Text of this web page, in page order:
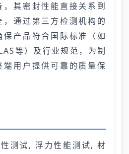
其密封性能直接关系到
通过第三方检测机构的
保产品符合国际标准（如
等）及行业规范，为制
用户提供可靠的质量保
测试, 浮力性能测试, 材